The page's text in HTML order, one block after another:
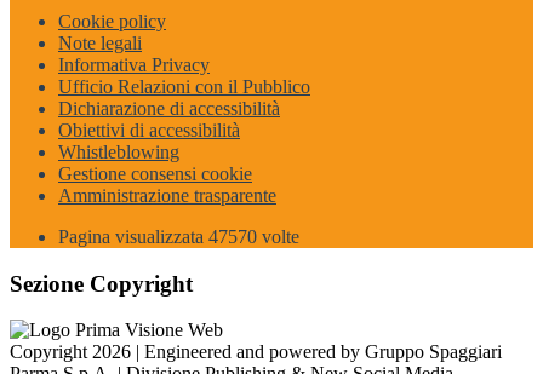
Cookie policy
Note legali
Informativa Privacy
Ufficio Relazioni con il Pubblico
Dichiarazione di accessibilità
Obiettivi di accessibilità
Whistleblowing
Gestione consensi cookie
Amministrazione trasparente
Pagina visualizzata 47570 volte
Sezione Copyright
Copyright 2026 | Engineered and powered by Gruppo Spaggiari